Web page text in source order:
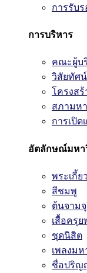
การรับ
การบริหาร
คณะผู้บ
วิสัยทัศ
โครงสร้
สภามห
การเปิ
อัตลักษณ์มหา
พระเกี้ยว
สีชมพู
ต้นจาม
เสื้อครุ
ชุดนิสิต
เพลงม
ชื่อปริญ